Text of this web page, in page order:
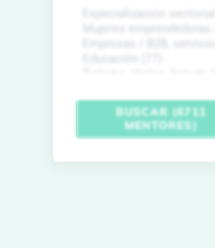
BUSCAR (6711
MENTORES)